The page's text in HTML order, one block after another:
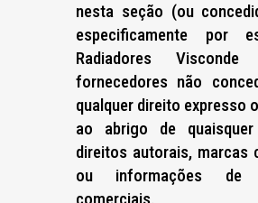
nesta seção (ou
especificamente por
Radiadores
fornecedores não
qualquer direito expresso
ao abrigo de quaisquer
direitos autorais, marcas
ou informações de